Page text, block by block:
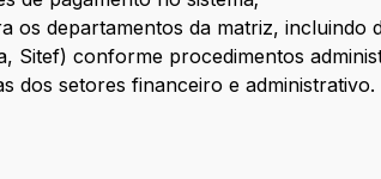
departamentos da matriz, incluindo
Sitef) conforme procedimentos
dos setores financeiro e administrativo.